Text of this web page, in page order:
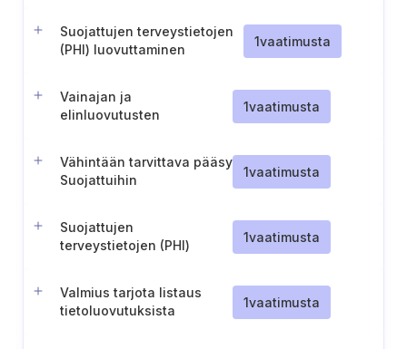
Suojattujen terveystietojen
(PHI) luovuttaminen
1vaatimusta
Vainajan ja
elinluovutusten
1vaatimusta
Vähintään tarvittava pääsy
Suojattuihin
1vaatimusta
Suojattujen
terveystietojen (PHI)
1vaatimusta
Valmius tarjota listaus
tietoluovutuksista
1vaatimusta